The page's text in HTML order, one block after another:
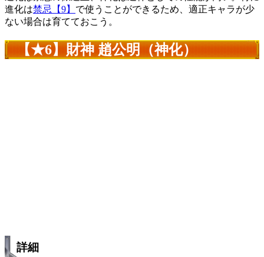
進化は禁忌【9】 で使うことができるため、適正キャラが少
ない場合は育てておこう。
【★6】財神 趙公明（神化）
詳細